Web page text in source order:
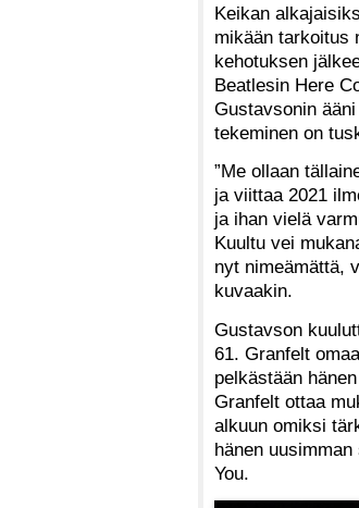
Keikan
mikään tarkoitus
kehotuksen
Beatlesin Here
Gustavsonin
tekeminen on
”Me ollaan
ja viittaa 2021
ja ihan vielä
Kuultu vei
nyt nimeämättä,
kuvaakin.
Gustavson
61. Granfelt
pelkästään
Granfelt ottaa
alkuun omiksi
hänen
You.